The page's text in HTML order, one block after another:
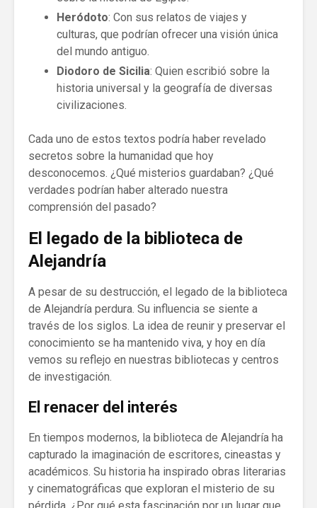
Heródoto: Con sus relatos de viajes y
culturas, que podrían ofrecer una visión única
del mundo antiguo.
Diodoro de Sicilia: Quien escribió sobre la
historia universal y la geografía de diversas
civilizaciones.
Cada uno de estos textos podría haber revelado
secretos sobre la humanidad que hoy
desconocemos. ¿Qué misterios guardaban? ¿Qué
verdades podrían haber alterado nuestra
comprensión del pasado?
El legado de la biblioteca de
Alejandría
A pesar de su destrucción, el legado de la biblioteca
de Alejandría perdura. Su influencia se siente a
través de los siglos. La idea de reunir y preservar el
conocimiento se ha mantenido viva, y hoy en día
vemos su reflejo en nuestras bibliotecas y centros
de investigación.
El renacer del interés
En tiempos modernos, la biblioteca de Alejandría ha
capturado la imaginación de escritores, cineastas y
académicos. Su historia ha inspirado obras literarias
y cinematográficas que exploran el misterio de su